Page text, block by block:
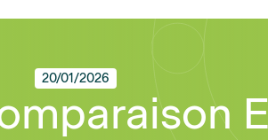
20/01/2026